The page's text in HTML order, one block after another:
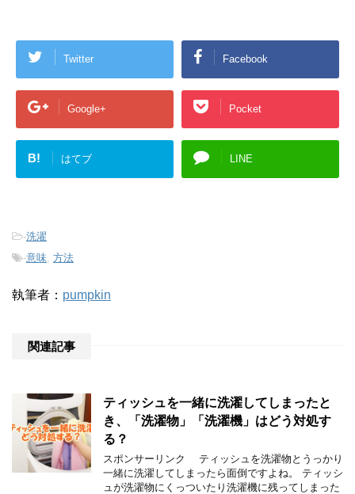
Twitter Facebook
Google+ Pocket
B! はてブ LINE
-洗濯
-意味 方法
執筆者： pumpkin
関連記事
ティッシュを一緒に洗濯してしまったと
き、「洗濯物」「洗濯機」はどう対処す
る？
スポンサーリンク ティッシュを洗濯物とうっかり
一緒に洗濯してしまったら面倒ですよね。 ティッシ
ュが洗濯物にくっついたり洗濯機に残ってしまった